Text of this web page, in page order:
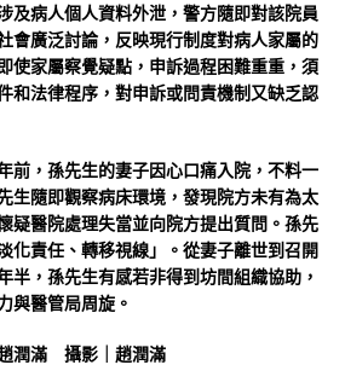
及病人個人資料外泄，警方隨即對該院員
會廣泛討論，反映現行制度對病人家屬的
使家屬察覺疑點，申訴過程困難重重，須
和法律程序，對申訴或問責機制又缺乏認
前，孫先生的妻子因心口痛入院，不料一
生隨即觀察病床環境，發現院方未有為太
疑醫院處理失當並向院方提出質問。孫先
化責任、轉移視線」。從妻子離世到召開
半，孫先生有感若非得到坊間組織協助，
與醫管局周旋。
潤滿 攝影｜趙潤滿